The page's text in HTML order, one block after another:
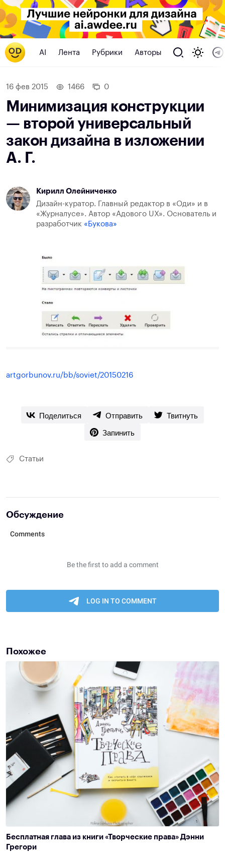
AI Лента Рубрики Авторы
16 фев 2015 1466 0
Минимизация конструкции
— второй универсальный
закон дизайна в изложении
А. Г.
Кирилл Олейниченко
Дизайн-куратор. Главный редактор в «Оди» и в
«Журналусе». Автор «Адового UX». Основатель и
разработчик «Букова»
artgorbunov.ru/bb/soviet/20150216
Поделиться Отправить
Твитнуть
Запинить
Статьи
Обсуждение
Похожее
Бесплатная глава из книги «Творческие права» Дэнни
Грегори